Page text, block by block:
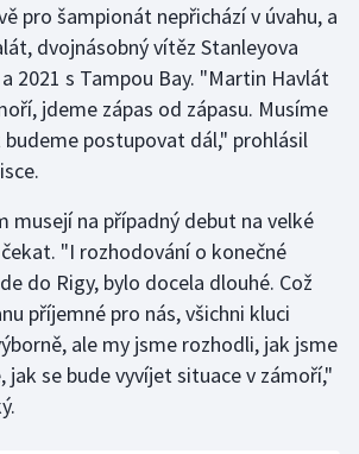
pro šampionát nepřichází v úvahu, a
dvojnásobný vítěz Stanleyova
2021 s Tampou Bay. "Martin Havlát
jdeme zápas od zápasu. Musíme
budeme postupovat dál," prohlásil
musejí na případný debut na velké
"I rozhodování o konečné
do Rigy, bylo docela dlouhé. Což
příjemné pro nás, všichni kluci
ale my jsme rozhodli, jak jsme
jak se bude vyvíjet situace v zámoří,"